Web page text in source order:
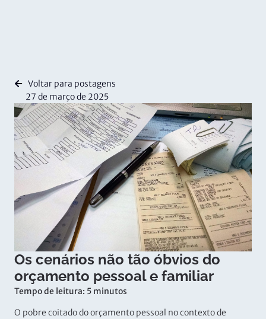
Voltar para postagens
27 de março de 2025
Os cenários não tão óbvios do
orçamento pessoal e familiar
Tempo de leitura: 5 minutos
O pobre coitado do orçamento pessoal no contexto de